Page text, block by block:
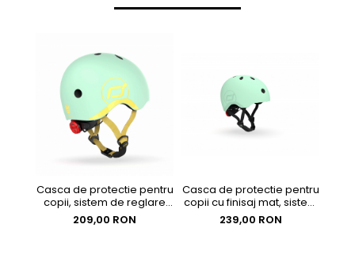
Casca de protectie pentru
copii, sistem de reglare
magnetic cu led, XXS-S,
45-51 cm, 1 an+, Kiwi, Scoot
209,00 RON
Casca de protectie pentru
copii cu finisaj mat, sistem
de reglare magnetic,
Include lumină de
239,00 RON